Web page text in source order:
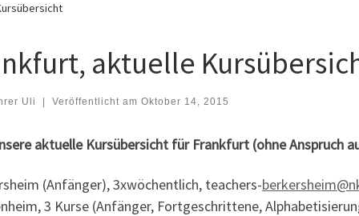
aktuelle
Uli Veröffentlicht am Oktober 14, 2015
aktuelle Kursübersicht für Frankfurt (ohne Anspruch
(Anfänger), 3xwöchentlich, teachers-
3 Kurse (Anfänger, Fortgeschrittene,